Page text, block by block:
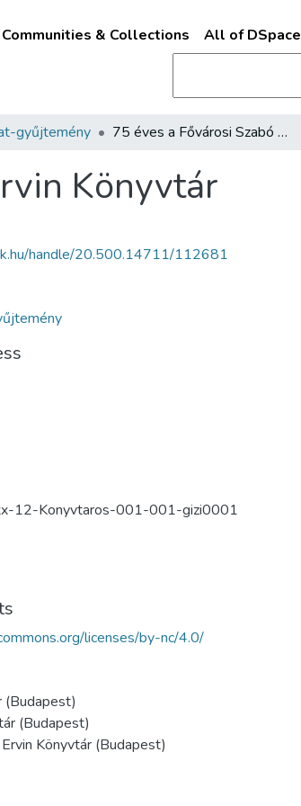
Communities & Collections All of DSpace
gyűjtemény 75 éves a Fővárosi Szabó Ervin Könyvtár
Könyvtár
handle/20.500.14711/112681
12-Konyvtaros-001-001-gizi0001
licenses/by-nc/4.0/
(Budapest)
(Budapest)
Könyvtár (Budapest)